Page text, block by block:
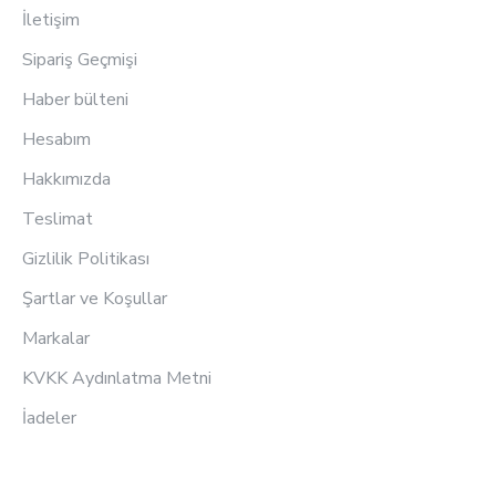
İletişim
Sipariş Geçmişi
Haber bülteni
Hesabım
Hakkımızda
Teslimat
Gizlilik Politikası
Şartlar ve Koşullar
Markalar
KVKK Aydınlatma Metni
İadeler